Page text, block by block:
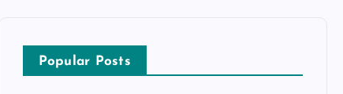
Popular Posts